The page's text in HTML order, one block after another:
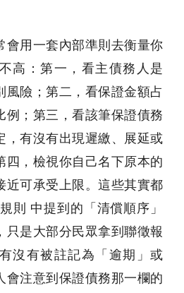
會用一套內部準則去衡量你
高：第一，看主債務人是
風險；第二，看保證金額占
例；第三，看該筆保證債務
，有沒有出現遲繳、展延或
四，檢視你自己名下原本的
近可承受上限。這些其實都
則 中提到的「清償順序」
只是大部分民眾拿到聯徵報
沒有被註記為「逾期」或
會注意到保證債務那一欄的